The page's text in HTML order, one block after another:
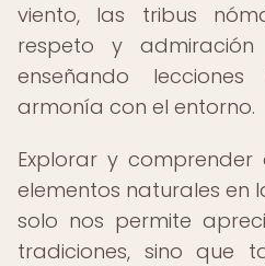
viento, las tribus
respeto y
enseñando
armonía con el entorno.
Explorar y comprender
elementos naturales en
solo nos permite
tradiciones, sino que